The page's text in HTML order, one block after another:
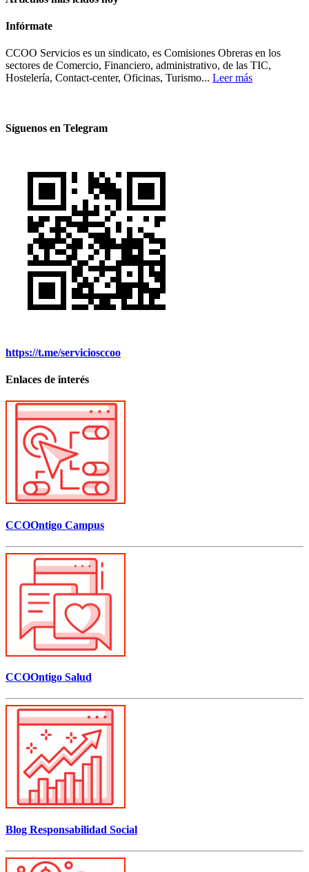
Infórmate
CCOO Servicios es un sindicato, es Comisiones Obreras en los
sectores de Comercio, Financiero, administrativo, de las TIC,
Hostelería, Contact-center, Oficinas, Turismo... Leer más
Síguenos en Telegram
https://t.me/serviciosccoo
Enlaces de interés
CCOOntigo Campus
CCOOntigo Salud
Blog Responsabilidad Social